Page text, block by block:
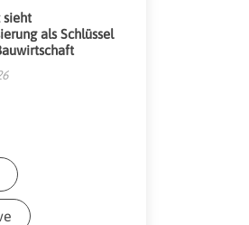
sieht
als Schlüssel